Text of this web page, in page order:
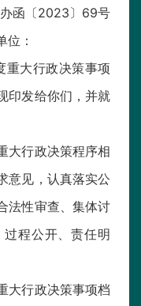
办函〔2023〕 69号
位 ：
重大行政决策事项
印发给你们，并就
大行政决策程序相
意见，认真落实公
法性审查、集体讨
程公开、责任明
大行政决策事项档